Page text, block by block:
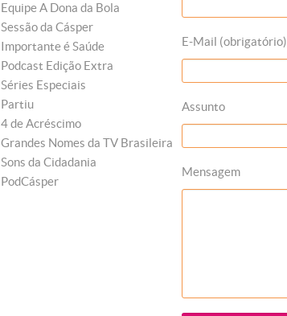
Equipe A Dona da Bola
Sessão da Cásper
Importante é Saúde
Podcast Edição Extra
Séries Especiais
Partiu
4 de Acréscimo
Grandes Nomes da TV Brasileira
Sons da Cidadania
PodCásper
E-Mail (obrigatório)
Assunto
Mensagem